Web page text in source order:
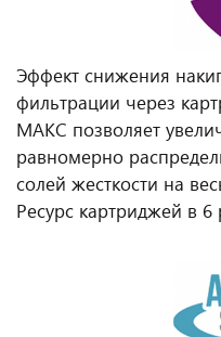
Эффект снижения
фильтрации через
МАКС позволяет
равномерно
солей жесткости на
Ресурс картриджей в